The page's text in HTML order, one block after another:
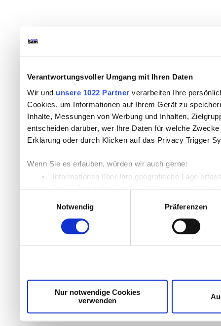
Verantwortungsvoller Umgang mit Ihren Daten
Wir und unsere 1022 Partner verarbeiten Ihre
Cookies, um Informationen auf Ihrem Gerät zu
Inhalte, Messungen von Werbung und Inhalten,
entscheiden darüber, wer Ihre Daten für welche
Erklärung oder durch Klicken auf das Privacy Trigger
Wenn Sie es erlauben, würden wir auch gerne:
Informationen über Ihre geografische Lage
Ihr Gerät durch aktives Scannen nach
Wir verwenden Cookies, um Inhalte und Anzeigen zu
die Zugriffe auf unsere Website zu analysieren.
Dienste gesammelt haben.
Notwendig
Präferenzen
Nur notwendige Cookies
verwenden